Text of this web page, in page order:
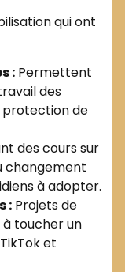
qui ont
: Permettent
des
protection de
des cours sur
changement
à adopter.
: Projets de
à toucher un
et